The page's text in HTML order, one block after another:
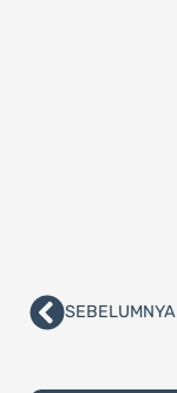
PrevSEBELUMNYA